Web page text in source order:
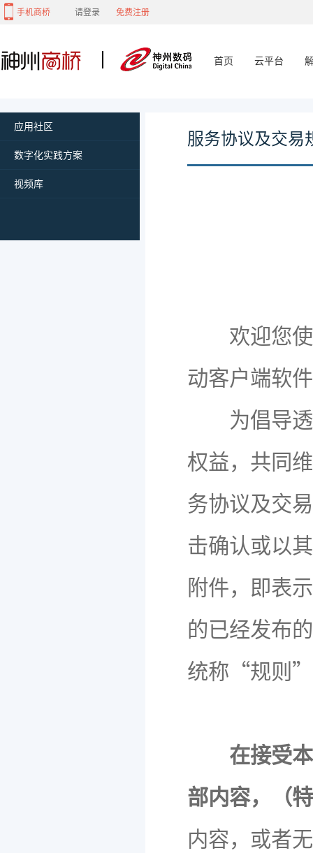
手机商桥 请登录 免费注册
首页 云平台
应用社区
数字化实践方案
视频库
服务协议及交易
欢迎您使
动客户端软
为倡导透
权益，共同
务协议及交
击确认或以
附件，即表
的已经发布
统称“规则”
在接受
部内容，（
内容，或者